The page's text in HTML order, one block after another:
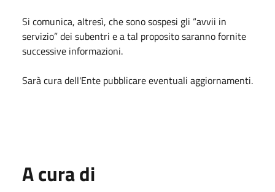
Si comunica, altresì, che sono sospesi gli “avvii in
servizio” dei subentri e a tal proposito saranno fornite
successive informazioni.
Sarà cura dell'Ente pubblicare eventuali aggiornamenti.
A cura di